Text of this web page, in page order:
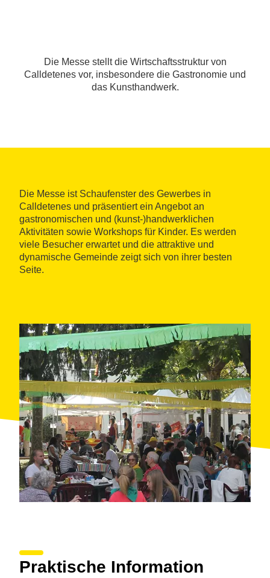
Die Messe stellt die Wirtschaftsstruktur von
Calldetenes vor, insbesondere die Gastronomie und
das Kunsthandwerk.
Die Messe ist Schaufenster des Gewerbes in
Calldetenes und präsentiert ein Angebot an
gastronomischen und (kunst-)handwerklichen
Aktivitäten sowie Workshops für Kinder. Es werden
viele Besucher erwartet und die attraktive und
dynamische Gemeinde zeigt sich von ihrer besten
Seite.
Praktische Information